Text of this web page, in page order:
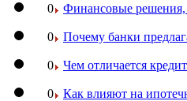
0 Финансовые решения,
0 Почему банки
0 Чем отличается
0 Как влияют на